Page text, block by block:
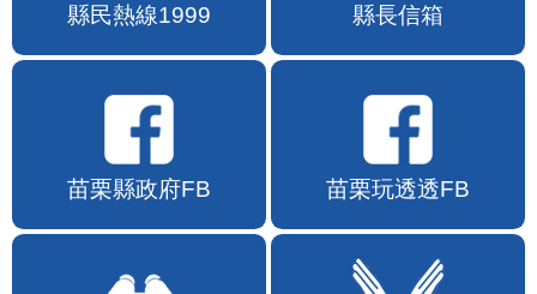
縣民熱線1999 縣長信箱
苗栗縣政府FB 苗栗玩透透FB